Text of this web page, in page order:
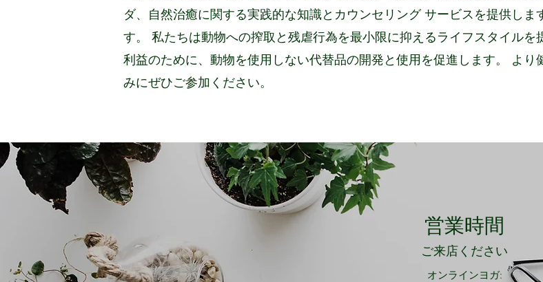
ダ、自然治癒に関する実践的な知識とカウンセリング サービスを提供し
す。 私たちは動物への搾取と残虐行為を最小限に抑えるライフスタイル
利益のために、動物を使用しない代替品の開発と使用を促進します。 よ
みにぜひご参加ください。
営業時間
ご来店ください
オンラインヨガ: